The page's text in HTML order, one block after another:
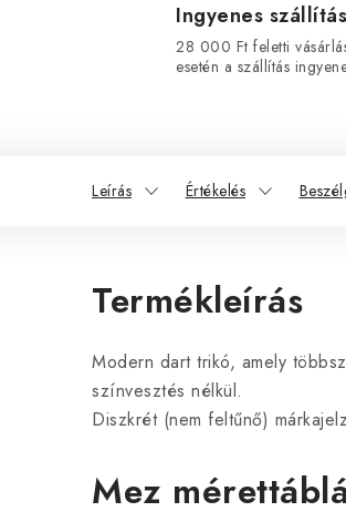
Ingyenes szállítás
28 000 Ft feletti
esetén a szállítás
Leírás Értékelés
Termékleírás
Modern dart trikó, amely
színvesztés nélkül.
Diszkrét (nem feltűnő)
Mez